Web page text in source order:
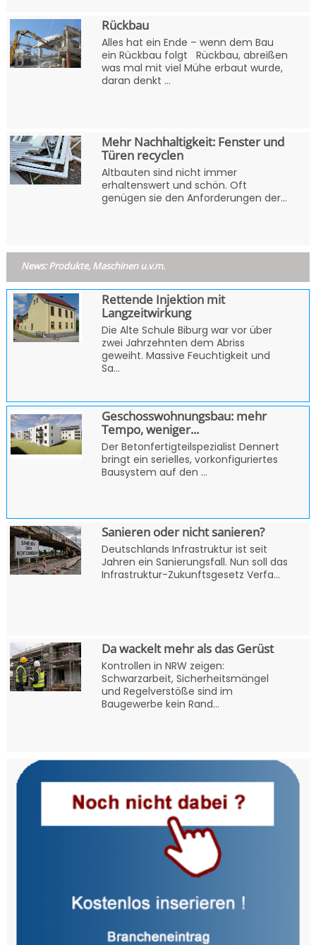
Rückbau
Alles hat ein Ende – wenn dem Bau
ein Rückbau folgt Rückbau, abreißen
was mal mit viel Mühe erbaut wurde,
daran denkt ...
Mehr Nachhaltigkeit: Fenster und
Türen recyclen
Altbauten sind nicht immer
erhaltenswert und schön. Oft
genügen sie den Anforderungen der...
News: Produkte, Maschinen u.v.m.
Rettende Injektion mit
Langzeitwirkung
Die Alte Schule Biburg war vor über
zwei Jahrzehnten dem Abriss
geweiht. Massive Feuchtigkeit und
Sa...
Geschosswohnungsbau: mehr
Tempo, weniger...
Der Betonfertigteilspezialist Dennert
bringt ein serielles, vorkonfiguriertes
Bausystem auf den ...
Sanieren oder nicht sanieren?
Deutschlands Infrastruktur ist seit
Jahren ein Sanierungsfall. Nun soll das
Infrastruktur-Zukunftsgesetz Verfa...
Da wackelt mehr als das Gerüst
Kontrollen in NRW zeigen:
Schwarzarbeit, Sicherheitsmängel
und Regelverstöße sind im
Baugewerbe kein Rand...